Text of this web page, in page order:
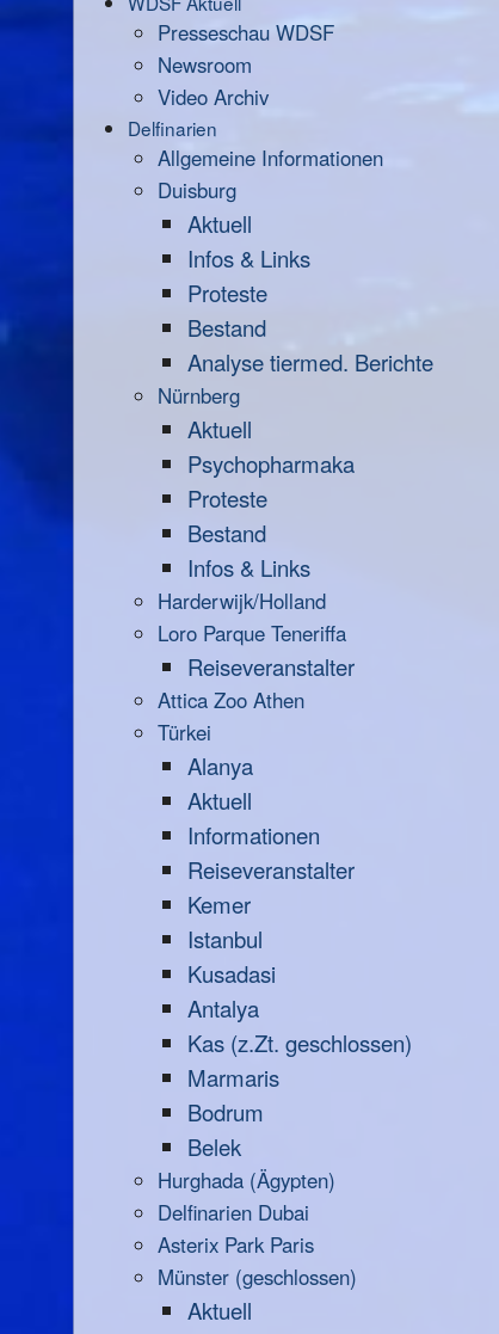
Presseschau WDSF
Newsroom
Video Archiv
Delfinarien
Allgemeine Informationen
Duisburg
Aktuell
Infos & Links
Proteste
Bestand
Analyse tiermed. Berichte
Nürnberg
Aktuell
Psychopharmaka
Proteste
Bestand
Infos & Links
Harderwijk/Holland
Loro Parque Teneriffa
Reiseveranstalter
Attica Zoo Athen
Türkei
Alanya
Aktuell
Informationen
Reiseveranstalter
Kemer
Istanbul
Kusadasi
Antalya
Kas (z.Zt. geschlossen)
Marmaris
Bodrum
Belek
Hurghada (Ägypten)
Delfinarien Dubai
Asterix Park Paris
Münster (geschlossen)
Aktuell